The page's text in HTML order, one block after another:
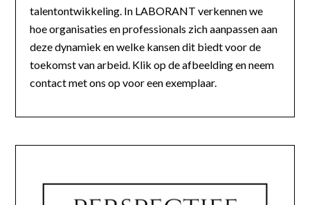
talentontwikkeling. In LABORANT verkennen we
hoe organisaties en professionals zich aanpassen aan
deze dynamiek en welke kansen dit biedt voor de
toekomst van arbeid. Klik op de afbeelding en neem
contact met ons op voor een exemplaar.